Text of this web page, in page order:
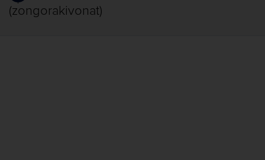
(zongorakivonat)